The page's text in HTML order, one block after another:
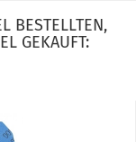
BESTELLTEN,
GEKAUFT: